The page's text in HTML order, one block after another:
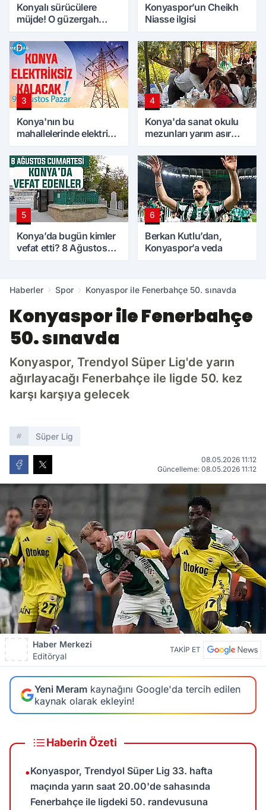
Konyalı sürücülere
müjde! O güzergah
Konyaspor’un Cheikh
Niasse ilgisi
3
Konya'nın bu
mahallelerinde elektrik
Pazar
4
Konya'da sanat okulu
mezunları yarım asır
5
Konya’da bugün kimler
vefat etti? 8 Ağustos
6
Berkan Kutlu’dan,
Konyaspor’a veda
Haberler Spor Konyaspor ile Fenerbahçe 50. sınavda
Konyaspor ile Fenerbahçe
50. sınavda
Konyaspor, Trendyol Süper Lig'de yarın
ağırlayacağı Fenerbahçe ile ligde 50. kez
karşı karşıya gelecek
Süper Lig
08.05.2026 11:12
Güncelleme: 08.05.2026 11:12
Haber Merkezi
Editöryal
TAKİP ET
Yeni Meram kaynağını Google'da tercih edilen
kaynak olarak ekleyin!
Haberin Özeti
•Konyaspor, Trendyol Süper Lig 33. hafta
maçında yarın saat 20.00'de sahasında
Fenerbahçe ile ligdeki 50. randevusuna